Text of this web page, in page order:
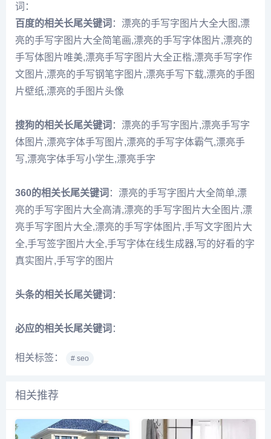
词：
百度的相关长尾关键词 ：漂亮的手写字图片大全大图,漂
亮的手写字图片大全简笔画,漂亮的手写字体图片,漂亮的
手写体图片唯美,漂亮手写字图片大全正楷,漂亮手写字作
文图片,漂亮的手写钢笔字图片,漂亮手写下载,漂亮的手图
片壁纸,漂亮的手图片头像
搜狗的相关长尾关键词 ：漂亮的手写字图片,漂亮手写字
体图片,漂亮字体手写图片,漂亮的手写字体霸气,漂亮手
写,漂亮字体手写小学生,漂亮手字
360的相关长尾关键词 ：漂亮的手写字图片大全简单,漂
亮的手写字图片大全高清,漂亮的手写字图片大全图片,漂
亮手写字图片大全,漂亮的手写字体图片,手写文字图片大
全,手写签字图片大全,手写字体在线生成器,写的好看的字
真实图片,手写字的图片
头条的相关长尾关键词 ：
必应的相关长尾关键词 ：
相关标签： # seo
相关推荐